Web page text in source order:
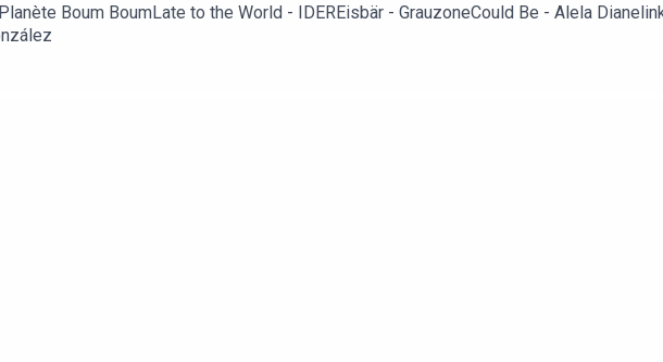
Boum BoumLate to the World - IDEREisbär - GrauzoneCould Be - Alela